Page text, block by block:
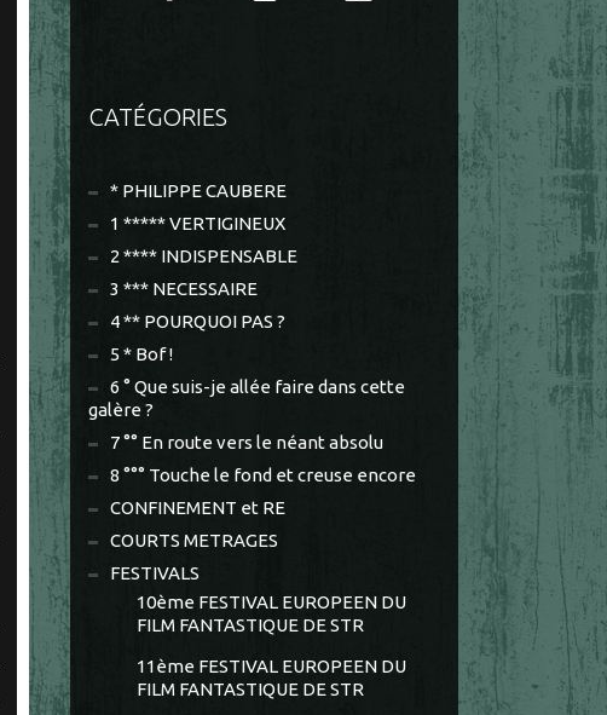
CATÉGORIES
* PHILIPPE CAUBERE
1 ***** VERTIGINEUX
2 **** INDISPENSABLE
3 *** NECESSAIRE
4 ** POURQUOI PAS ?
5 * Bof !
6 ° Que suis-je allée faire dans cette
galère ?
7 °° En route vers le néant absolu
8 °°° Touche le fond et creuse encore
CONFINEMENT et RE
COURTS METRAGES
FESTIVALS
10ème FESTIVAL EUROPEEN DU
FILM FANTASTIQUE DE STR
11ème FESTIVAL EUROPEEN DU
FILM FANTASTIQUE DE STR